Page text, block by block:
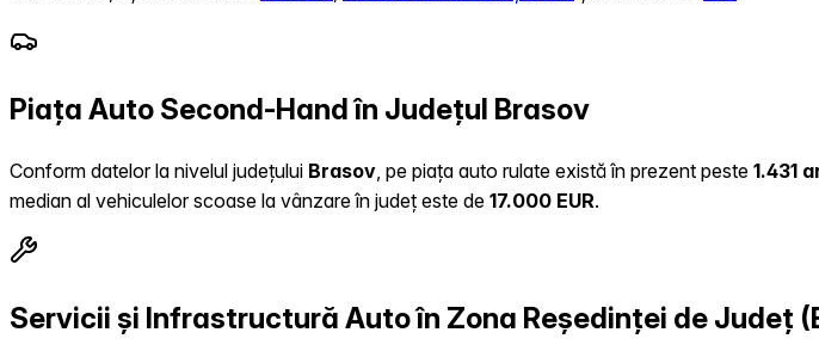
Piața Auto Second-Hand în Județul Brasov
Conform datelor la nivelul județului Brasov , pe piața auto rulate există în prezent peste 1.431
median al vehiculelor scoase la vânzare în județ este de 17.000 EUR.
Servicii și Infrastructură Auto în Zona Reședinței de Județ